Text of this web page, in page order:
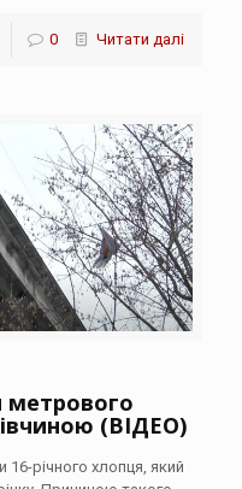
0 Читати далі
метрового
(ВІДЕО)
річного хлопця, який